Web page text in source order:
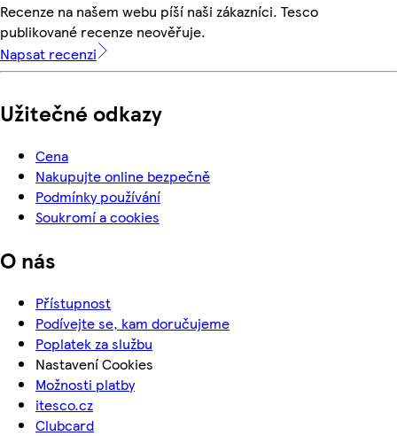
Recenze na našem webu píší naši zákazníci. Tesco
publikované recenze neověřuje.
Napsat recenzi
Užitečné odkazy
Cena
Nakupujte online bezpečně
Podmínky používání
Soukromí a cookies
O nás
Přístupnost
Podívejte se, kam doručujeme
Poplatek za službu
Nastavení Cookies
Možnosti platby
itesco.cz
Clubcard